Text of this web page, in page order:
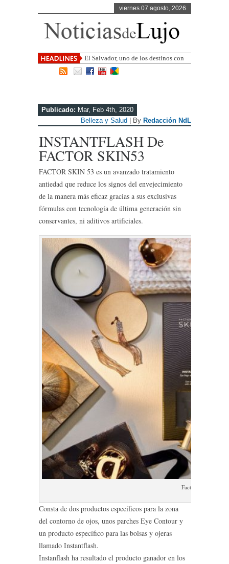
viernes 07 agosto, 2026
El Salvador, uno de los destinos con
mayor proyección de Centroamérica
Publicado: Mar, Feb 4th, 2020
Belleza y Salud | By Redacción NdL
INSTANTFLASH De
FACTOR SKIN53
FACTOR SKIN 53 es un avanzado tratamiento
antiedad que reduce los signos del envejecimiento
de la manera más eficaz gracias a sus exclusivas
fórmulas con tecnología de última generación sin
conservantes, ni aditivos artificiales.
Factor Skin 53
Consta de dos productos específicos para la zona
del contorno de ojos, unos parches Eye Contour y
un producto específico para las bolsas y ojeras
llamado Instantflash.
Instanflash ha resultado el producto ganador en los